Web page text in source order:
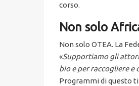
corso.
Non solo
Non solo OTEA. La
«Supportiamo gli
bio e per raccogliere
Programmi di questo